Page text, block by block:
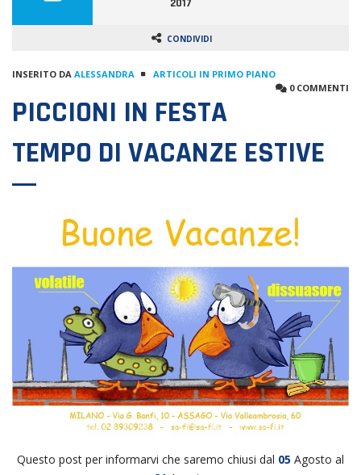
2017
CONDIVIDI
INSERITO DA ALESSANDRA
ARTICOLI IN PRIMO PIANO
0 COMMENTI
PICCIONI IN FESTA
TEMPO DI VACANZE ESTIVE
Questo post per informarvi che saremo chiusi dal 05 Agosto al